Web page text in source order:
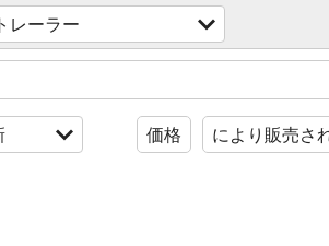
レーラー
価格 により販売さ